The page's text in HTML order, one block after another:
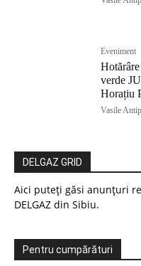
Eveniment
verde
Horațiu
Vasile
DELGAZ GRID
Aici puteți găsi anunțuri
DELGAZ din Sibiu.
Pentru cumpărături